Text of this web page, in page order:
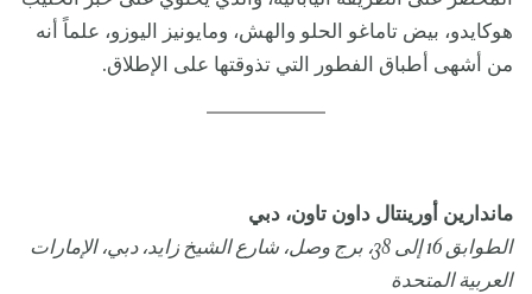
هوكايدو، بيض تاماغو الحلو والهش، ومايونيز اليوزو، علماً أنه
من أشهى أطباق الفطور التي تذوقتها على الإطلاق.
ماندارين أورينتال داون تاون، دبي
الطوابق 16 إلى 38، برج وصل، شارع الشيخ زايد، دبي، الإمارات
العربية المتحدة